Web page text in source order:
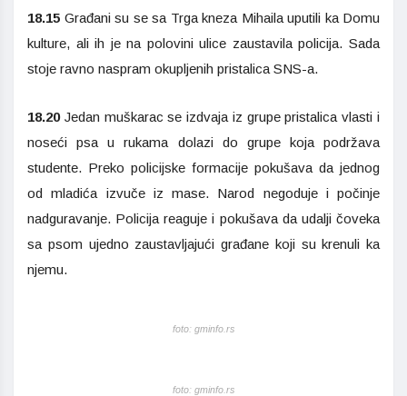
18.15 Građani su se sa Trga kneza Mihaila uputili ka Domu
kulture, ali ih je na polovini ulice zaustavila policija. Sada
stoje ravno naspram okupljenih pristalica SNS-a.
18.20Jedan muškarac se izdvaja iz grupe pristalica vlasti i
noseći psa u rukama dolazi do grupe koja podržava
studente. Preko policijske formacije pokušava da jednog
od mladića izvuče iz mase. Narod negoduje i počinje
nadguravanje. Policija reaguje i pokušava da udalji čoveka
sa psom ujedno zaustavljajući građane koji su krenuli ka
njemu.
foto: gminfo.rs
foto: gminfo.rs